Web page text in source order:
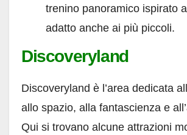
trenino panoramico ispirato
adatto anche ai più piccoli.
Discoveryland
Discoveryland è l’area dedicata
allo spazio, alla fantascienza e
Qui si trovano alcune attrazioni